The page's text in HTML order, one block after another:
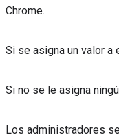
Chrome.
Si se asigna un valor a
Si no se le asigna
Los administradores